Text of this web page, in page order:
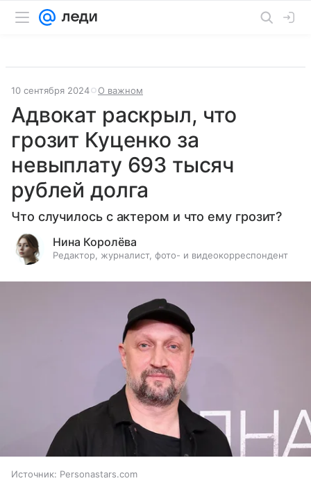
10 сентября 2024 О важном
Адвокат раскрыл, что
грозит Куценко за
невыплату 693 тысяч
рублей долга
Что случилось с актером и что ему грозит?
Нина Королёва
Редактор, журналист, фото- и видеокорреспондент
Источник: Personastars.com